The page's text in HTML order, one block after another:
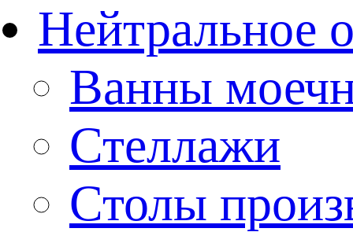
Нейтральное
Ванны
Стеллажи
Столы